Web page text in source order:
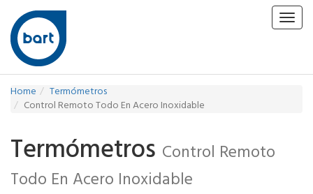
Home
Termómetros
Control Remoto Todo En Acero Inoxidable
Termómetros Control Remoto
Todo En Acero Inoxidable